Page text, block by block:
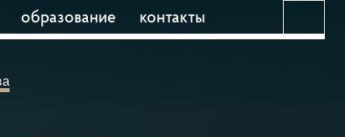
образование контакты